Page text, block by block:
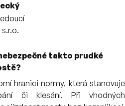
takto prudké
hranici normy, která stanovuje
či klesání. Při vhodných